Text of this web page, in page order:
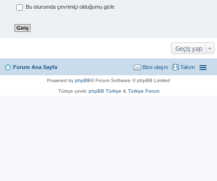
Bu oturumda çevrimiçi olduğumu gizle
Geçiş yap
Forum Ana Sayfa Takım
Bize ulaşın
Powered by phpBB® Forum Software © phpBB Limited
Türkçe çeviri: phpBB Türkiye & Türkiye Forum